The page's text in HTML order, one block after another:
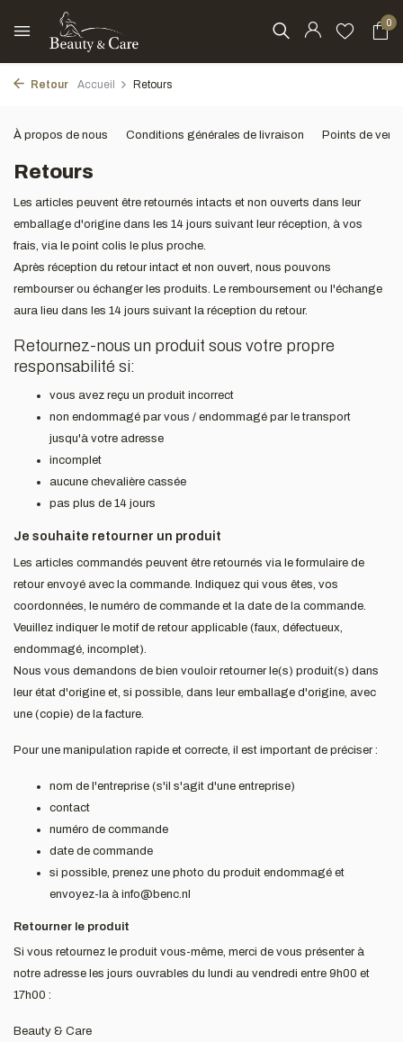
0
Retour Accueil Retours
À propos de nous Conditions générales de livraison Points de vente
Retours
Les articles peuvent être retournés intacts et non ouverts dans leur
emballage d'origine dans les 14 jours suivant leur réception, à vos
frais, via le point colis le plus proche.
Après réception du retour intact et non ouvert, nous pouvons
rembourser ou échanger les produits. Le remboursement ou l'échange
aura lieu dans les 14 jours suivant la réception du retour.
Retournez-nous un produit sous votre propre
responsabilité si:
vous avez reçu un produit incorrect
non endommagé par vous / endommagé par le transport
jusqu'à votre adresse
incomplet
aucune chevalière cassée
pas plus de 14 jours
Je souhaite retourner un produit
Les articles commandés peuvent être retournés via le formulaire de
retour envoyé avec la commande. Indiquez qui vous êtes, vos
coordonnées, le numéro de commande et la date de la commande.
Veuillez indiquer le motif de retour applicable (faux, défectueux,
endommagé, incomplet).
Nous vous demandons de bien vouloir retourner le(s) produit(s) dans
leur état d'origine et, si possible, dans leur emballage d'origine, avec
une (copie) de la facture.
Pour une manipulation rapide et correcte, il est important de préciser :
nom de l'entreprise (s'il s'agit d'une entreprise)
contact
numéro de commande
date de commande
si possible, prenez une photo du produit endommagé et
envoyez-la à info@benc.nl
Retourner le produit
Si vous retournez le produit vous-même, merci de vous présenter à
notre adresse les jours ouvrables du lundi au vendredi entre 9h00 et
17h00 :
Beauty & Care